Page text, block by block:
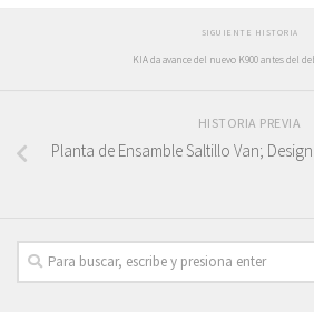
SIGUIENTE HISTORIA
KIA da avance del nuevo K900 antes del
HISTORIA PREVIA
Planta de Ensamble Saltillo Van;